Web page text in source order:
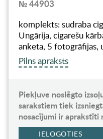
№ 44903
komplekts: sudraba
Ungārija, cigarešu
anketa, 5 fotogrāfijas,
Pilns apraksts
Piekļuve noslēgto
sarakstiem tiek
nosacījumi ir aprakstīti
IELOGOTIES